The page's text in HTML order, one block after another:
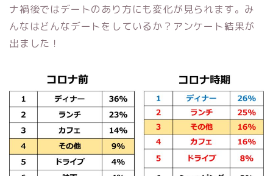
ナ禍後ではデートのあり方にも変化が見られます。み
んなはどんなデートをしているか？アンケート結果が
出ました！